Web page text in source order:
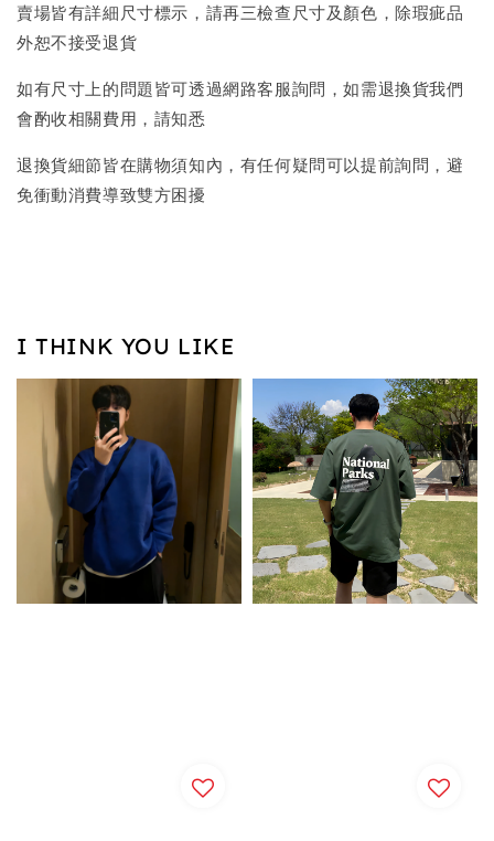
賣場皆有詳細尺寸標示，請再三檢查尺寸及顏色，除瑕疵品
外恕不接受退貨
如有尺寸上的問題皆可透過網路客服詢問，如需退換貨我們
會酌收相關費用，請知悉
退換貨細節皆在購物須知內，有任何疑問可以提前詢問，避
免衝動消費導致雙方困擾
I THINK YOU LIKE